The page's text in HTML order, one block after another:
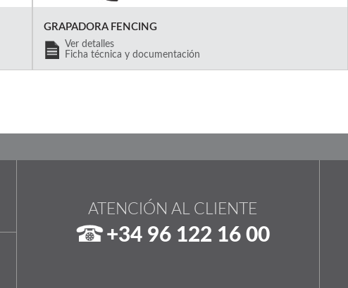
GRAPADORA FENCING
Ver detalles
Ficha técnica y documentación
ATENCIÓN AL CLIENTE
+34 96 122 16 00